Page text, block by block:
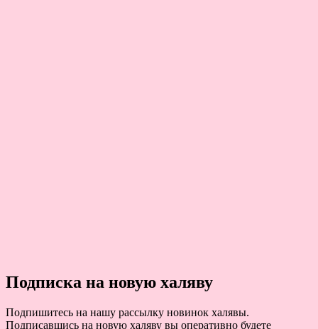
Подписка на новую халяву
Подпишитесь на нашу рассылку новинок халявы.
Подписавшись на новую халяву вы оперативно будете